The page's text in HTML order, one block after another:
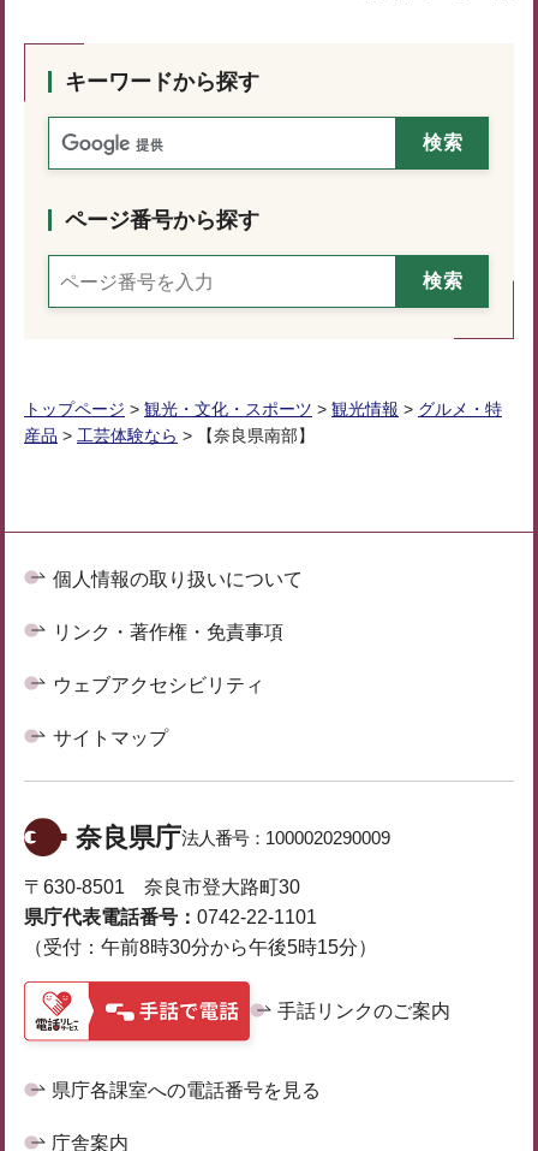
キーワードから探す
ページ番号から探す
トップページ > 観光・文化・スポーツ > 観光情報 > グルメ・特
産品 > 工芸体験なら > 【奈良県南部】
個人情報の取り扱いについて
リンク・著作権・免責事項
ウェブアクセシビリティ
サイトマップ
奈良県庁法人番号： 1000020290009
〒630-8501 奈良市登大路町30
県庁代表電話番号： 0742-22-1101
（受付：午前8時30分から午後5時15分）
手話リンクのご案内
県庁各課室への電話番号を見る
庁舎案内